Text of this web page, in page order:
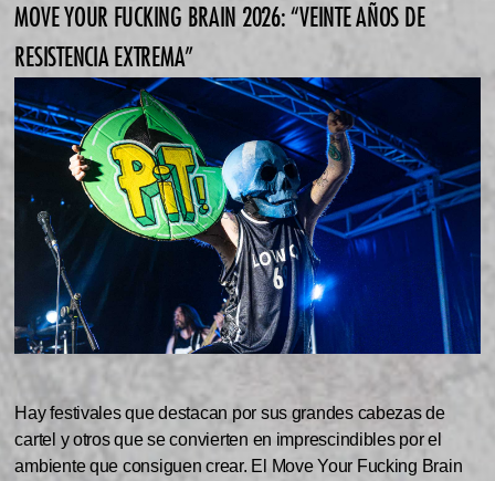
MOVE YOUR FUCKING BRAIN 2026: “VEINTE AÑOS DE
RESISTENCIA EXTREMA”
Hay festivales que destacan por sus grandes cabezas de
cartel y otros que se convierten en imprescindibles por el
ambiente que consiguen crear. El Move Your Fucking Brain